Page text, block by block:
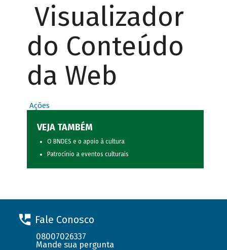
Visualizador
do Conteúdo
da Web
Ações
VEJA TAMBÉM
O BNDES e o apoio à cultura
Patrocínio a eventos culturais
Fale Conosco
08007026337
Mande sua pergunta